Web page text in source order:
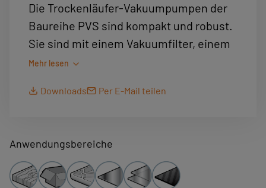
Die Trockenläufer-Vakuumpumpen der
Baureihe PVS sind kompakt und robust.
Sie sind mit einem Vakuumfilter, einem
Vakuum- und AbblasSteuerventil
vibrationsfreier Betrieb ermöglichen es,
Saugvermögen: bis 112 m3/h
Maximales Vakuum: -150 mbar
Mehr lesen
Downloads Per E-Mail teilen
Anwendungsbereiche